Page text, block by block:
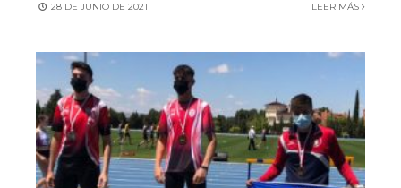
28 DE JUNIO DE 2021 LEER MÁS